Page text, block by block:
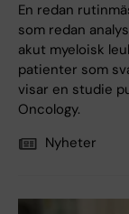
En redan
som redan
akut myeloisk
patienter som
visar en studie
Oncology.
Nyheter